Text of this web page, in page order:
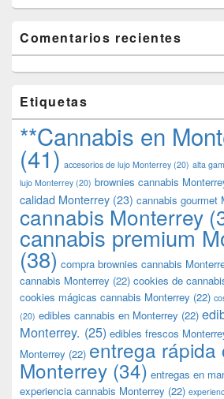
Comentarios recientes
Etiquetas
**Cannabis en
(41) accesorios de lujo Monterrey (20) alta
lujo Monterrey (20) brownies cannabis
calidad Monterrey (23) cannabis gourmet
cannabis Monterrey
cannabis premium
(38) compra brownies cannabis
cannabis Monterrey (22) cookies de
cookies mágicas cannabis Monterrey (22)
(20) edibles cannabis en Monterrey (22)
Monterrey. (25) edibles frescos
Monterrey (22) entrega rápida
Monterrey (34) entregas en
experiencia cannabis Monterrey (22)